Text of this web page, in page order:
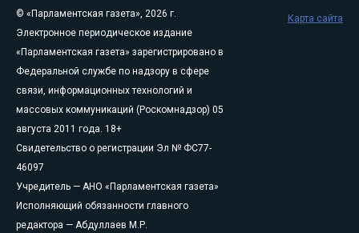
© «Парламентская газета», 2026 г.
Электронное периодическое издание
«Парламентская газета» зарегистрировано в
Федеральной службе по надзору в сфере
связи, информационных технологий и
массовых коммуникаций (Роскомнадзор) 05
августа 2011 года. 18+
Свидетельство о регистрации Эл № ФС77-
46097
Учредитель — АНО «Парламентская газета»
Исполняющий обязанности главного
редактора — Абдуллаев М.Р.
Карта сайта